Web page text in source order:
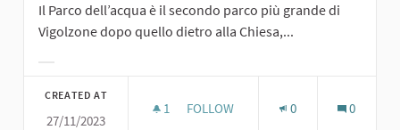
Il Parco dell’acqua è il secondo parco più grande di
Vigolzone dopo quello dietro alla Chiesa,...
CREATED AT
27/11/2023
1 1 FOLLOWER
FOLLOW 0 0